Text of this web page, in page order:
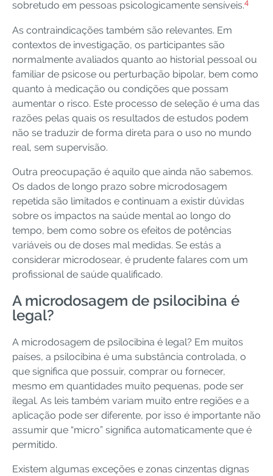
sobretudo em pessoas psicologicamente sensíveis.4
As contraindicações também são relevantes. Em
contextos de investigação, os participantes são
normalmente avaliados quanto ao historial pessoal ou
familiar de psicose ou perturbação bipolar, bem como
quanto à medicação ou condições que possam
aumentar o risco. Este processo de seleção é uma das
razões pelas quais os resultados de estudos podem
não se traduzir de forma direta para o uso no mundo
real, sem supervisão.
Outra preocupação é aquilo que ainda não sabemos.
Os dados de longo prazo sobre microdosagem
repetida são limitados e continuam a existir dúvidas
sobre os impactos na saúde mental ao longo do
tempo, bem como sobre os efeitos de potências
variáveis ou de doses mal medidas. Se estás a
considerar microdosear, é prudente falares com um
profissional de saúde qualificado.
A microdosagem de psilocibina é
legal?
A microdosagem de psilocibina é legal? Em muitos
países, a psilocibina é uma substância controlada, o
que significa que possuir, comprar ou fornecer,
mesmo em quantidades muito pequenas, pode ser
ilegal. As leis também variam muito entre regiões e a
aplicação pode ser diferente, por isso é importante não
assumir que “micro” significa automaticamente que é
permitido.
Existem algumas exceções e zonas cinzentas dignas